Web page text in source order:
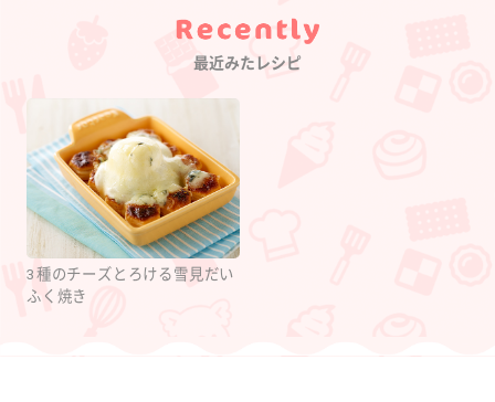
Category
最近みたレシピ
3種のチーズとろける雪見だい
ふく焼き